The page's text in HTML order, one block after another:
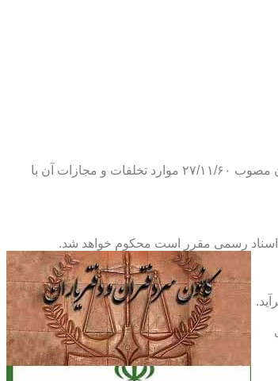
و طبق ماده ۲۹ آئین نامه های بند ۴ ماده ۶ و تبصره ۲ ماده ۶ و مواد ۱۴- ۱۷-۱۹-۲۰-۲۴-۲۸-۳۷ و ۵۳ قانون دفاتر اسناد رسمی و کانون سردفتران و دفتریاران مصوب ۲۷/۱۱/۶۰ موارد تخلفات و مجازات آن با
اسناد رسمی مقرر است محکوم خواهد شد.